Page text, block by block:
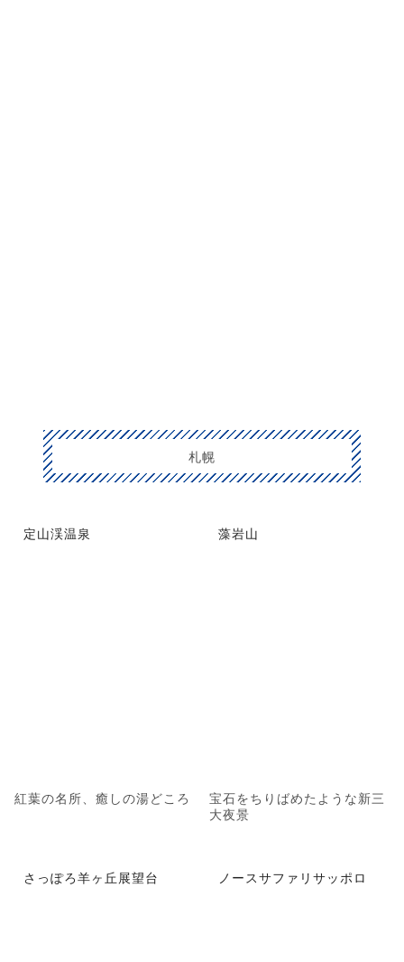
札幌
定山渓温泉
紅葉の名所、癒しの湯どころ
藻岩山
宝石をちりばめたような新三
大夜景
さっぽろ羊ヶ丘展望台 ノースサファリサッポロ